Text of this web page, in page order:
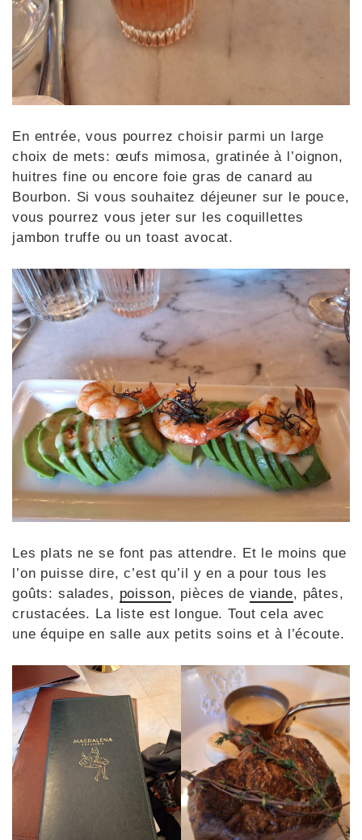
En entrée, vous pourrez choisir parmi un large
choix de mets: œufs mimosa, gratinée à l’oignon,
huitres fine ou encore foie gras de canard au
Bourbon. Si vous souhaitez déjeuner sur le pouce,
vous pourrez vous jeter sur les coquillettes
jambon truffe ou un toast avocat.
Les plats ne se font pas attendre. Et le moins que
l’on puisse dire, c’est qu’il y en a pour tous les
goûts: salades, poisson, pièces de viande, pâtes,
crustacées. La liste est longue. Tout cela avec
une équipe en salle aux petits soins et à l’écoute.